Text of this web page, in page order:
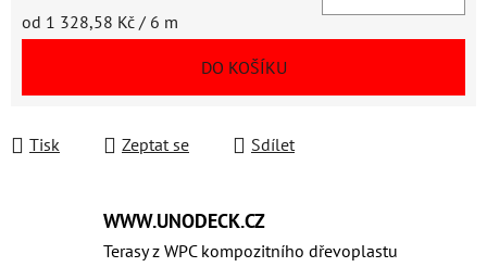
Měrná cena:
od 1 328,58 Kč / 6 m
DO KOŠÍKU
Tisk Zeptat se Sdílet
WWW.UNODECK.CZ
Terasy z WPC kompozitního dřevoplastu